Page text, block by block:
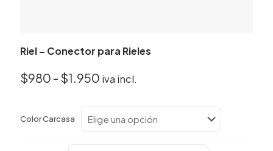
Riel – Conector para Rieles
$980 - $1.950 Rango
precios:
desde
iva incl.
Color Carcasa